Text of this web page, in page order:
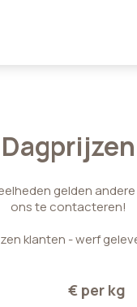
Dagprijzen
gelden
ons te contacteren!
klanten - werf
€ per kg